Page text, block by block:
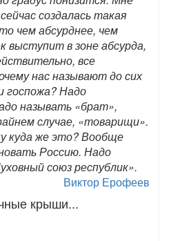
создалась такая
чем абсурднее, чем
выступит в зоне абсурда,
все
нас называют до сих
госпожа? Надо
называть «брат»,
случае, «товарищи».
куда же это? Вообще
Россию. Надо
союз республик».
Виктор Ерофеев
крыши...